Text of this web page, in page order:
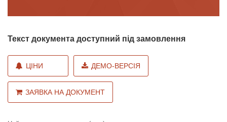
Текст документа доступний під замовлення
ЦІНИ ДЕМО-ВЕРСІЯ
ЗАЯВКА НА ДОКУМЕНТ